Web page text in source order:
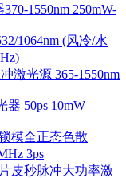
1550nm 250mW-
1064nm (风冷/水
激光源 365-1550nm
器 50ps 10mW
模全正态色散
3ps
皮秒脉冲大功率激